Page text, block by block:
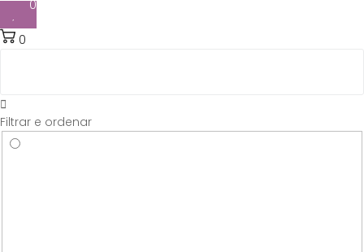
0
0
Filtrar e ordenar